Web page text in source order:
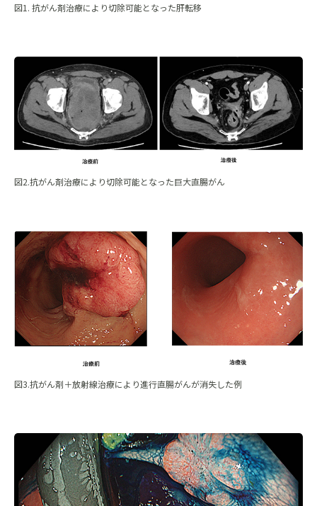
図1. 抗がん剤治療により切除可能となった肝転移
図2.抗がん剤治療により切除可能となった巨大直腸がん
図3.抗がん剤＋放射線治療により進行直腸がんが消失した例